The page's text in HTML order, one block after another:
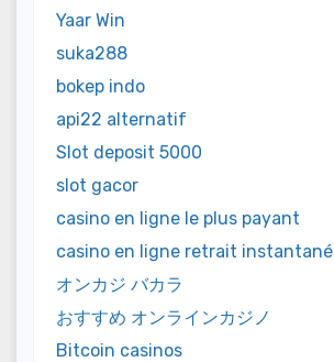
Yaar Win
suka288
bokep indo
api22 alternatif
Slot deposit 5000
slot gacor
casino en ligne le plus payant
casino en ligne retrait instantané
オンカジ バカラ
おすすめ オンラインカジノ
Bitcoin casinos